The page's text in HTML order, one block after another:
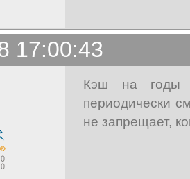
17:00:43
Кэш на годы
периодически
не запрещает,